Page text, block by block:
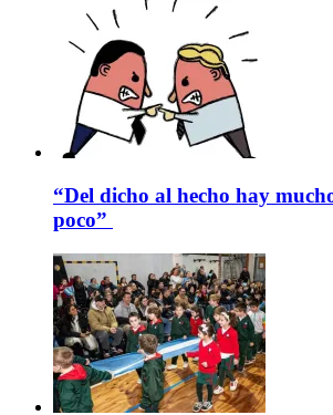
“Del dicho al hecho hay
poco”